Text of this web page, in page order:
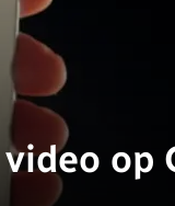
op